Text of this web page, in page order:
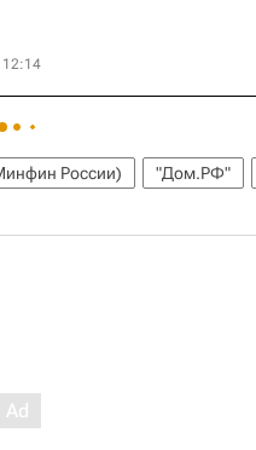
12:14
России) "Дом.РФ"